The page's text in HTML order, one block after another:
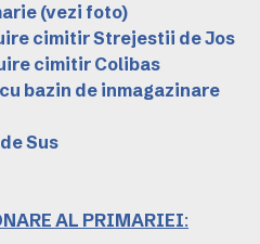
(vezi foto)
cimitir Strejestii de Jos
cimitir Colibas
bazin de inmagazinare
Sus
AL PRIMARIEI: